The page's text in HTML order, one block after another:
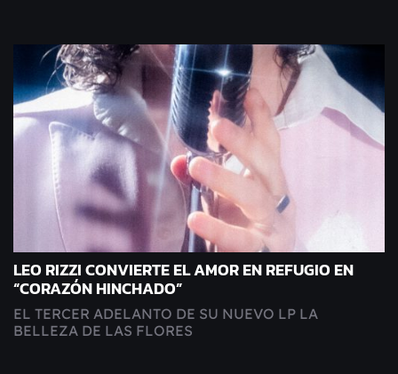
LEO RIZZI CONVIERTE EL AMOR EN REFUGIO EN
“CORAZÓN HINCHADO”
EL TERCER ADELANTO DE SU NUEVO LP LA
BELLEZA DE LAS FLORES